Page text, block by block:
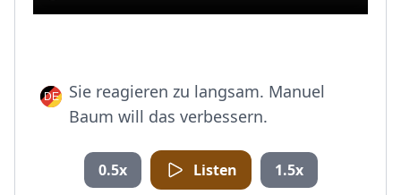
Sie reagieren zu langsam. Manuel
Baum will das verbessern.
0.5x Listen 1.5x